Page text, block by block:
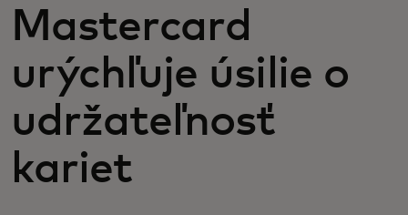
Pre svet
Pre inovátorov
Novinky a trendy
Mastercard
urýchľuje úsilie o
udržateľnosť
kariet